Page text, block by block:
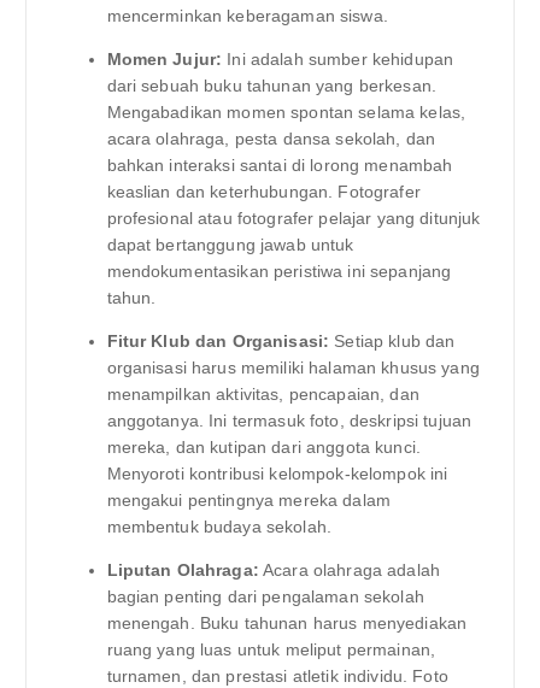
mencerminkan keberagaman siswa.
Momen Jujur: Ini adalah sumber kehidupan
dari sebuah buku tahunan yang berkesan.
Mengabadikan momen spontan selama kelas,
acara olahraga, pesta dansa sekolah, dan
bahkan interaksi santai di lorong menambah
keaslian dan keterhubungan. Fotografer
profesional atau fotografer pelajar yang ditunjuk
dapat bertanggung jawab untuk
mendokumentasikan peristiwa ini sepanjang
tahun.
Fitur Klub dan Organisasi: Setiap klub dan
organisasi harus memiliki halaman khusus yang
menampilkan aktivitas, pencapaian, dan
anggotanya. Ini termasuk foto, deskripsi tujuan
mereka, dan kutipan dari anggota kunci.
Menyoroti kontribusi kelompok-kelompok ini
mengakui pentingnya mereka dalam
membentuk budaya sekolah.
Liputan Olahraga: Acara olahraga adalah
bagian penting dari pengalaman sekolah
menengah. Buku tahunan harus menyediakan
ruang yang luas untuk meliput permainan,
turnamen, dan prestasi atletik individu. Foto